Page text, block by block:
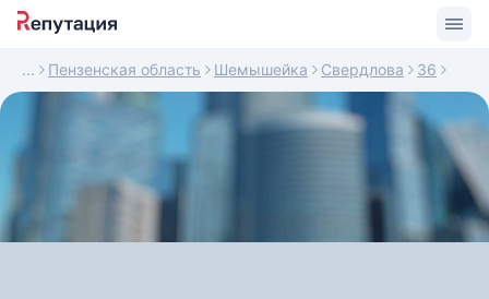
Пензенская область Шемышейка Свердлова 36